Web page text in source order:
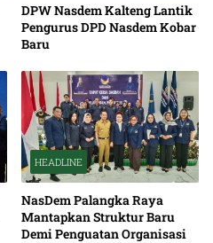
DPW Nasdem Kalteng Lantik
Pengurus DPD Nasdem Kobar
Baru
HEADLINE
NasDem Palangka Raya
Mantapkan Struktur Baru
Demi Penguatan Organisasi